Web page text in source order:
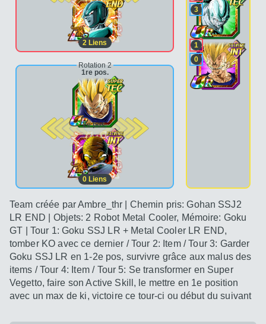
2 Liens
Rotation 2
1re pos.
2e pos.
0 Liens
3
1
0
Team créée par Ambre_thr | Chemin pris: Gohan SSJ2
LR END | Objets: 2 Robot Metal Cooler, Mémoire: Goku
GT | Tour 1: Goku SSJ LR + Metal Cooler LR END,
tomber KO avec ce dernier / Tour 2: Item / Tour 3: Garder
Goku SSJ LR en 1-2e pos, survivre grâce aux malus des
items / Tour 4: Item / Tour 5: Se transformer en Super
Vegetto, faire son Active Skill, le mettre en 1e position
avec un max de ki, victoire ce tour-ci ou début du suivant